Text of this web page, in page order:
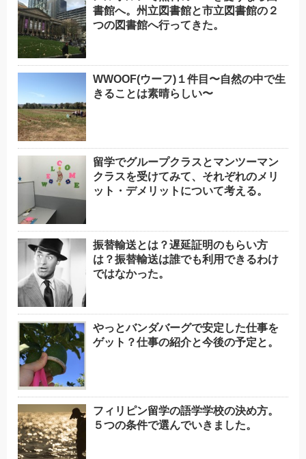
書館へ。州立図書館と市立図書館の２
つの図書館へ行ってきた。
WWOOF(ウーフ)１件目〜自然の中で生
きることは素晴らしい〜
留学でグループクラスとマンツーマン
クラスを受けてみて、それぞれのメリ
ット・デメリットについて考える。
振替輸送とは？遅延証明のもらい方
は？振替輸送は誰でも利用できるわけ
ではなかった。
やっとバンダバーグで安定した仕事を
ゲット？仕事の紹介と今後の予定と。
フィリピン留学の語学学校の決め方。
５つの条件で選んでいきました。